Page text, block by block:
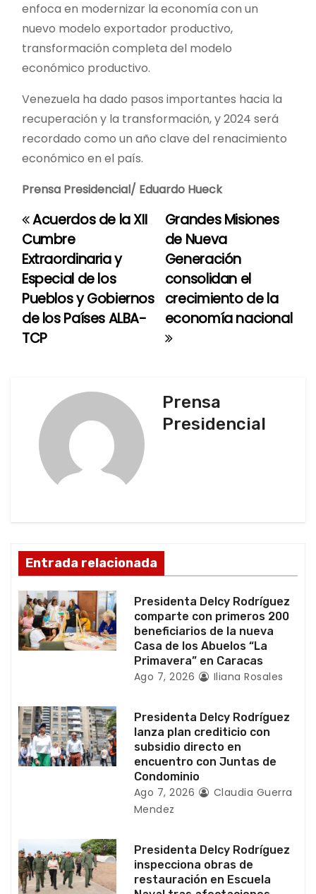
enfoca en modernizar la economía con un
nuevo modelo exportador productivo,
transformación completa del modelo
económico productivo.
Venezuela ha dado pasos importantes hacia la
recuperación y la transformación, y 2024 será
recordado como un año clave del renacimiento
económico en el país.
Prensa Presidencial/ Eduardo Hueck
N
a
v
e
g
e
e
n
t
a
d
a
Grandes Misiones
de Nueva
Generación
consolidan el
crecimiento de la
economía nacional
Acuerdos de la XII
Cumbre
Extraordinaria y
Especial de los
Pueblos y Gobiernos
de los Países ALBA-
TCP
Prensa
Presidencial
Entrada relacionada
Presidenta Delcy Rodríguez
comparte con primeros 200
beneficiarios de la nueva
Casa de los Abuelos “La
Primavera” en Caracas
Ago 7, 2026 Iliana Rosales
Presidenta Delcy Rodríguez
lanza plan crediticio con
subsidio directo en
encuentro con Juntas de
Condominio
Ago 7, 2026
Claudia Guerra
Mendez
Presidenta Delcy Rodríguez
inspecciona obras de
restauración en Escuela